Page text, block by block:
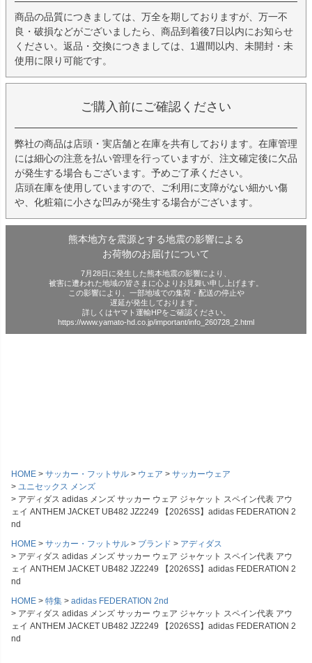
商品の品質につきましては、万全を期しておりますが、万一不
良・破損などがございましたら、商品到着後7日以内にお知らせ
ください。返品・交換につきましては、1週間以内、未開封・未
使用に限り可能です。
ご購入前にご確認ください
弊社の商品は店頭・実店舗と在庫を共有しております。在庫管理
には細心の注意を払い管理を行っていますが、注文確定後に欠品
が発生する場合もございます。予めご了承ください。
店頭在庫を使用していますので、ご利用に支障がない細かい傷
や、化粧箱に小さな凹みが発生する場合がございます。
熊本地方を震源とする地震の影響による
お荷物のお届けについて
7月28日に発生した熊本地震の影響により、
被害に遭われた地域の皆さまに心よりお見舞い申し上げます。
この影響により、一部地域での集荷・配送の停止や
遅延が発生しております。
詳しくはヤマト運輸HPをご確認ください。
https://www.yamato-hd.co.jp/important/info_260728_2.html
HOME サッカー・フットサル ウェア
サッカーウェア
ユニセックス メンズ
アディダス adidas メンズ サッカー ウェア ジャケット スペイン代表 アウ
ェイ ANTHEM JACKET UB482 JZ2249 【2026SS】adidas FEDERATION 2
nd
HOME
サッカー・フットサル ブランド
アディダス
アディダス adidas メンズ サッカー ウェア ジャケット スペイン代表 アウ
ェイ ANTHEM JACKET UB482 JZ2249 【2026SS】adidas FEDERATION 2
nd
HOME
特集
adidas FEDERATION 2nd
アディダス adidas メンズ サッカー ウェア ジャケット スペイン代表 アウ
ェイ ANTHEM JACKET UB482 JZ2249 【2026SS】adidas FEDERATION 2
nd